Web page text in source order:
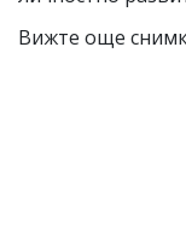
Вижте още